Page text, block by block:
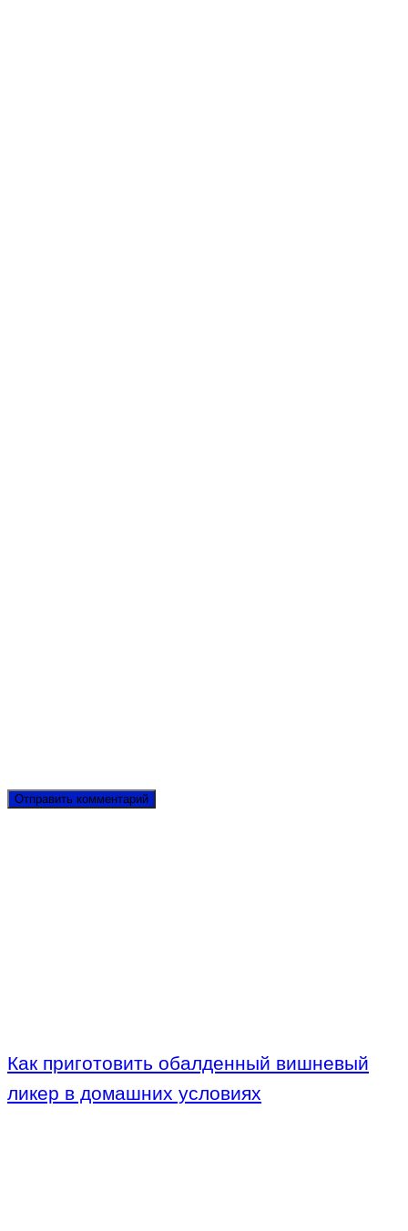
Как приготовить обалденный вишневый
ликер в домашних условиях